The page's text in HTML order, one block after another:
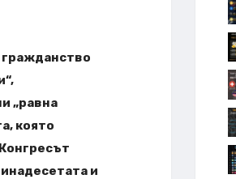
гражданство
„равна
която
и